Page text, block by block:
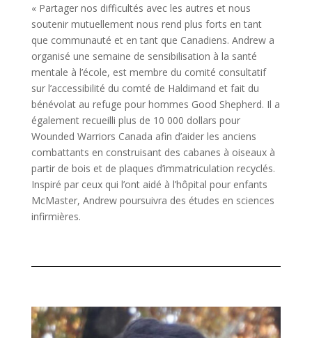
« Partager nos difficultés avec les autres et nous
soutenir mutuellement nous rend plus forts en tant
que communauté et en tant que Canadiens. Andrew a
organisé une semaine de sensibilisation à la santé
mentale à l’école, est membre du comité consultatif
sur l’accessibilité du comté de Haldimand et fait du
bénévolat au refuge pour hommes Good Shepherd. Il a
également recueilli plus de 10 000 dollars pour
Wounded Warriors Canada afin d’aider les anciens
combattants en construisant des cabanes à oiseaux à
partir de bois et de plaques d’immatriculation recyclés.
Inspiré par ceux qui l’ont aidé à l’hôpital pour enfants
McMaster, Andrew poursuivra des études en sciences
infirmières.